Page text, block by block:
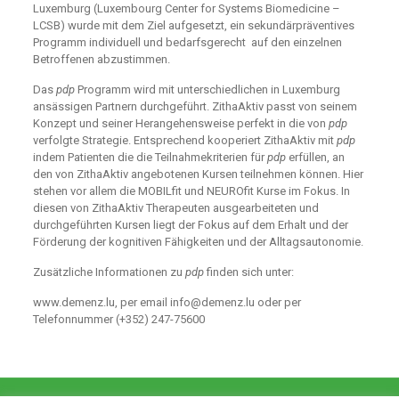
Luxemburg (Luxembourg Center for Systems Biomedicine –
LCSB) wurde mit dem Ziel aufgesetzt, ein sekundärpräventives
Programm individuell und bedarfsgerecht auf den einzelnen
Betroffenen abzustimmen.
Das pdpProgramm wird mit unterschiedlichen in Luxemburg
ansässigen Partnern durchgeführt. ZithaAktiv passt von seinem
Konzept und seiner Herangehensweise perfekt in die von pdp
verfolgte Strategie. Entsprechend kooperiert ZithaAktiv mit pdp
indem Patienten die die Teilnahmekriterien für pdperfüllen, an
den von ZithaAktiv angebotenen Kursen teilnehmen können. Hier
stehen vor allem die MOBILfit und NEUROfit Kurse im Fokus. In
diesen von ZithaAktiv Therapeuten ausgearbeiteten und
durchgeführten Kursen liegt der Fokus auf dem Erhalt und der
Förderung der kognitiven Fähigkeiten und der Alltagsautonomie.
Zusätzliche Informationen zu pdpfinden sich unter:
www.demenz.lu , per email info@demenz.lu oder per
Telefonnummer (+352) 247-75600